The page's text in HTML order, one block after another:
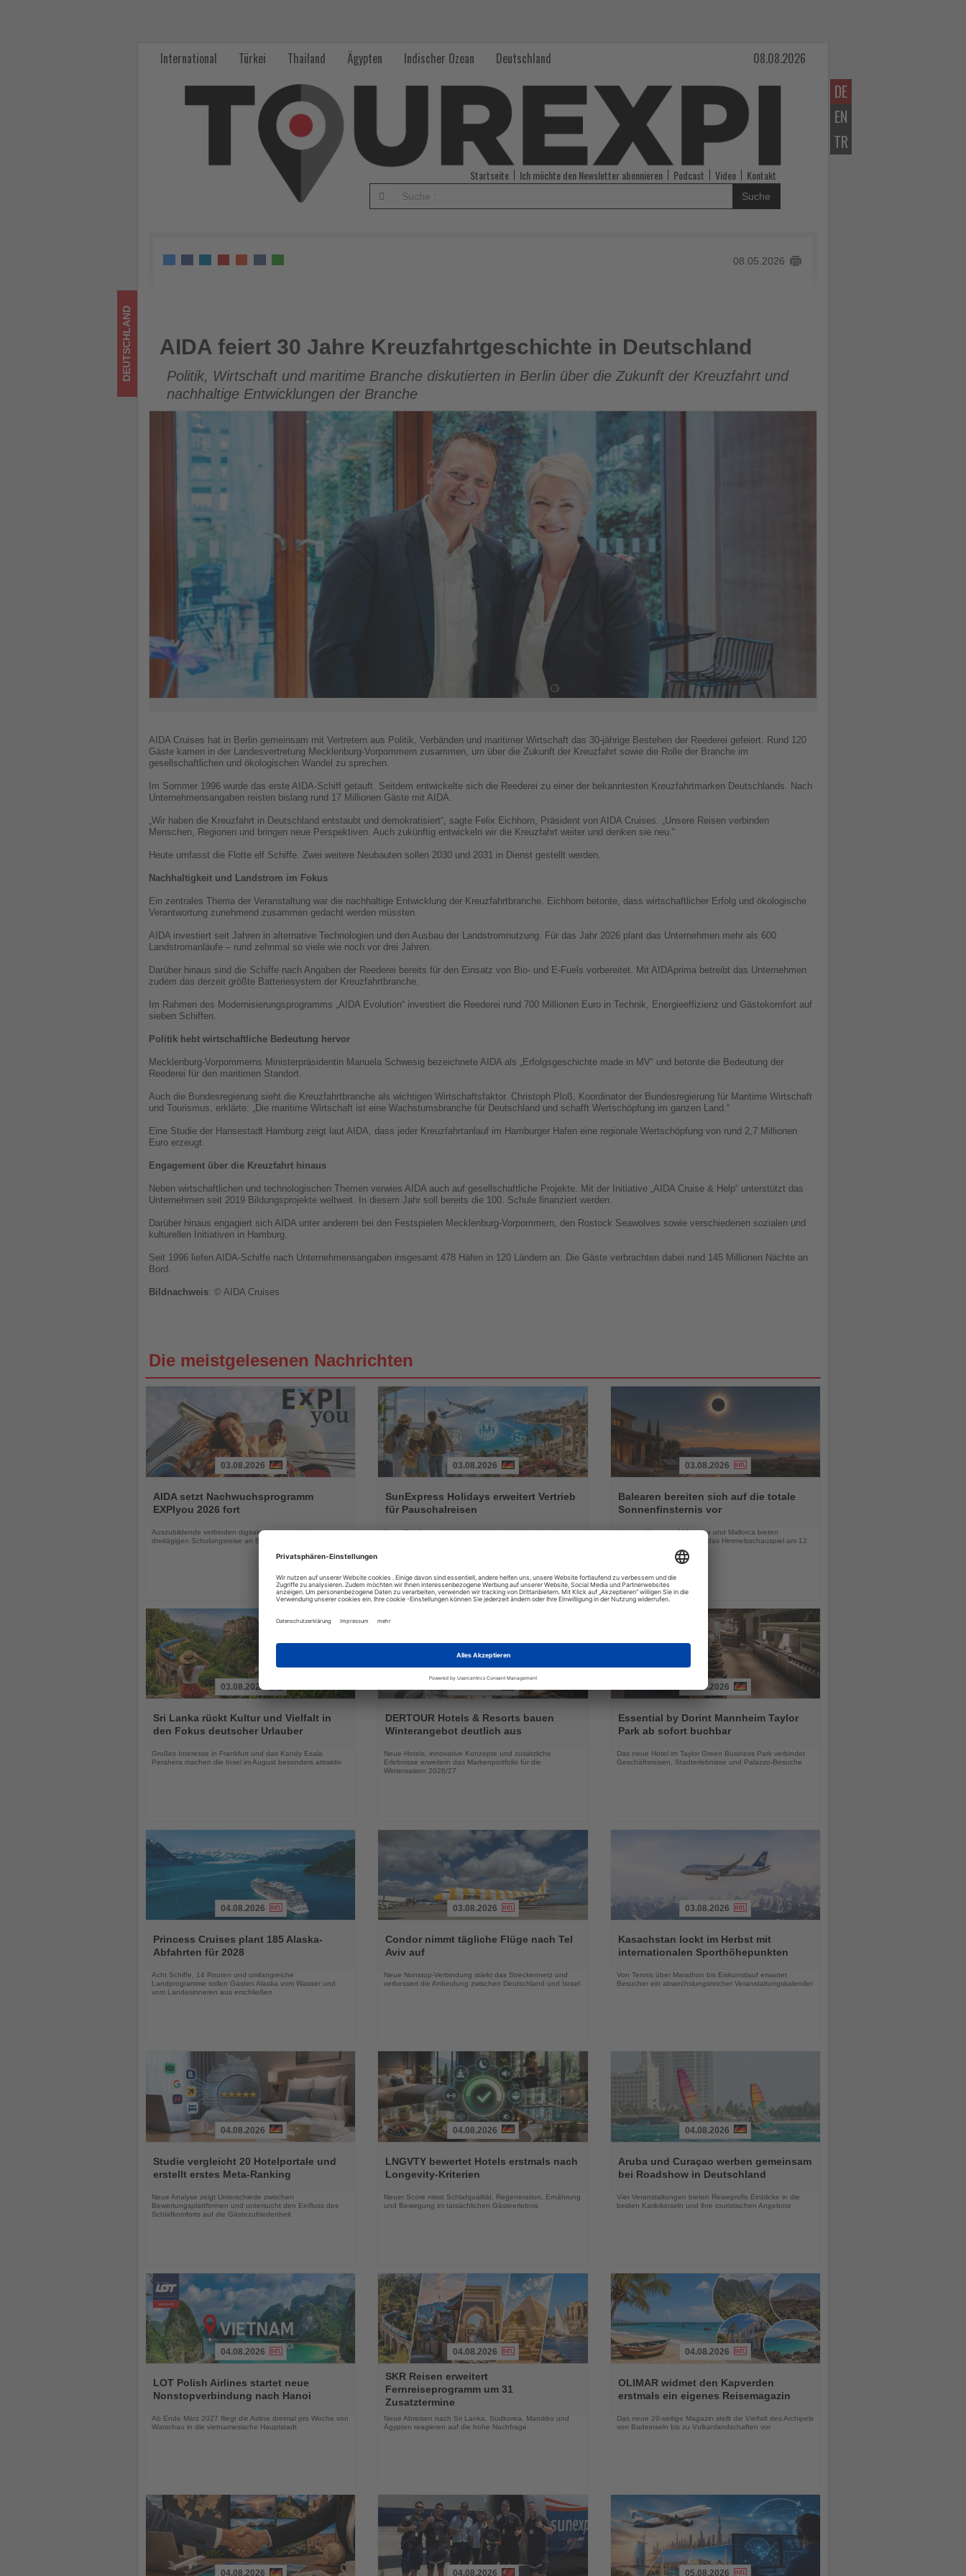
DE
EN
TR
International Türkei Thailand Ägypten Indischer Ozean Deutschland 08.08.2026
Startseite Ich möchte den Newsletter abonnieren Podcast Video Kontakt
Suche
08.05.2026
AIDA feiert 30 Jahre Kreuzfahrtgeschichte in Deutschland
DEUTSCHLAND AIDA feiert 30 Jahre Kreuzfahrtgeschichte in Deutschland
Politik, Wirtschaft und maritime Branche diskutierten in Berlin über die Zukunft der Kreuzfahrt und
nachhaltige Entwicklungen der Branche
AIDA Cruises hat in Berlin gemeinsam mit Vertretern aus Politik, Verbänden und maritimer Wirtschaft das 30-jährige Bestehen der Reederei gefeiert. Rund 120
Gäste kamen in der Landesvertretung Mecklenburg-Vorpommern zusammen, um über die Zukunft der Kreuzfahrt sowie die Rolle der Branche im
gesellschaftlichen und ökologischen Wandel zu sprechen.
Im Sommer 1996 wurde das erste AIDA-Schiff getauft. Seitdem entwickelte sich die Reederei zu einer der bekanntesten Kreuzfahrtmarken Deutschlands. Nach
Unternehmensangaben reisten bislang rund 17 Millionen Gäste mit AIDA.
„Wir haben die Kreuzfahrt in Deutschland entstaubt und demokratisiert“, sagte Felix Eichhorn, Präsident von AIDA Cruises. „Unsere Reisen verbinden
Menschen, Regionen und bringen neue Perspektiven. Auch zukünftig entwickeln wir die Kreuzfahrt weiter und denken sie neu.“
Heute umfasst die Flotte elf Schiffe. Zwei weitere Neubauten sollen 2030 und 2031 in Dienst gestellt werden.
Nachhaltigkeit und Landstrom im Fokus
Ein zentrales Thema der Veranstaltung war die nachhaltige Entwicklung der Kreuzfahrtbranche. Eichhorn betonte, dass wirtschaftlicher Erfolg und ökologische
Verantwortung zunehmend zusammen gedacht werden müssten.
AIDA investiert seit Jahren in alternative Technologien und den Ausbau der Landstromnutzung. Für das Jahr 2026 plant das Unternehmen mehr als 600
Landstromanläufe – rund zehnmal so viele wie noch vor drei Jahren.
Darüber hinaus sind die Schiffe nach Angaben der Reederei bereits für den Einsatz von Bio- und E-Fuels vorbereitet. Mit AIDAprima betreibt das Unternehmen
zudem das derzeit größte Batteriesystem der Kreuzfahrtbranche.
Im Rahmen des Modernisierungsprogramms „AIDA Evolution“ investiert die Reederei rund 700 Millionen Euro in Technik, Energieeffizienz und Gästekomfort auf
sieben Schiffen.
Politik hebt wirtschaftliche Bedeutung hervor
Mecklenburg-Vorpommerns Ministerpräsidentin Manuela Schwesig bezeichnete AIDA als „Erfolgsgeschichte made in MV“ und betonte die Bedeutung der
Reederei für den maritimen Standort.
Auch die Bundesregierung sieht die Kreuzfahrtbranche als wichtigen Wirtschaftsfaktor. Christoph Ploß, Koordinator der Bundesregierung für Maritime Wirtschaft
und Tourismus, erklärte: „Die maritime Wirtschaft ist eine Wachstumsbranche für Deutschland und schafft Wertschöpfung im ganzen Land.“
Eine Studie der Hansestadt Hamburg zeigt laut AIDA, dass jeder Kreuzfahrtanlauf im Hamburger Hafen eine regionale Wertschöpfung von rund 2,7 Millionen
Euro erzeugt.
Engagement über die Kreuzfahrt hinaus
Neben wirtschaftlichen und technologischen Themen verwies AIDA auch auf gesellschaftliche Projekte. Mit der Initiative „AIDA Cruise & Help“ unterstützt das
Unternehmen seit 2019 Bildungsprojekte weltweit. In diesem Jahr soll bereits die 100. Schule finanziert werden.
Darüber hinaus engagiert sich AIDA unter anderem bei den Festspielen Mecklenburg-Vorpommern, den Rostock Seawolves sowie verschiedenen sozialen und
kulturellen Initiativen in Hamburg.
Seit 1996 liefen AIDA-Schiffe nach Unternehmensangaben insgesamt 478 Häfen in 120 Ländern an. Die Gäste verbrachten dabei rund 145 Millionen Nächte an
Bord.
Bildnachweis: © AIDA Cruises
Die meistgelesenen Nachrichten
Sie
die
Nachrichten
03.08.2026
AIDA setzt Nachwuchsprogramm
EXPIyou 2026 fort
Auszubildende verbinden digitales Lernen mit einer
dreitägigen Schulungsreise an Bord von AIDAluna
Sie
die
03.08.2026
SunExpress Holidays erweitert Vertrieb
für Pauschalreisen
Neue Plattform verbindet klassische Urlaubsreisen mit
Sie
die
03.08.2026
Balearen bereiten sich auf die totale
Sonnenfinsternis vor
Vestige-Häuser auf Menorca und Mallorca bieten
außergewöhnliche Orte für das Himmelsschauspiel am 12.
Sie
die
03.08.2026
Sri Lanka rückt Kultur und Vielfalt in
den Fokus deutscher Urlauber
Großes Interesse in Frankfurt und das Kandy Esala
Perahera machen die Insel im August besonders attraktiv
Sie
die
Nachrichten
DERTOUR Hotels & Resorts bauen
Winterangebot deutlich aus
Neue Hotels, innovative Konzepte und zusätzliche
Erlebnisse erweitern das Markenportfolio für die
Wintersaison 2026/27
Sie
die
03.08.2026
Essential by Dorint Mannheim Taylor
Park ab sofort buchbar
Das neue Hotel im Taylor Green Business Park verbindet
Geschäftsreisen, Stadterlebnisse und Palazzo-Besuche
Sie
die
04.08.2026
Princess Cruises plant 185 Alaska-
Abfahrten für 2028
Acht Schiffe, 14 Routen und umfangreiche
Landprogramme sollen Gästen Alaska vom Wasser und
vom Landesinneren aus erschließen
Sie
die
03.08.2026
Condor nimmt tägliche Flüge nach Tel
Aviv auf
Neue Nonstop-Verbindung stärkt das Streckennetz und
verbessert die Anbindung zwischen Deutschland und Israel
Sie
die
03.08.2026
Kasachstan lockt im Herbst mit
internationalen Sporthöhepunkten
Von Tennis über Marathon bis Eiskunstlauf erwartet
Besucher ein abwechslungsreicher Veranstaltungskalender
Sie
die
04.08.2026
Studie vergleicht 20 Hotelportale und
erstellt erstes Meta-Ranking
Neue Analyse zeigt Unterschiede zwischen
Bewertungsplattformen und untersucht den Einfluss des
Schlafkomforts auf die Gästezufriedenheit
Sie
die
Nachrichten
04.08.2026
LNGVTY bewertet Hotels erstmals nach
Longevity-Kriterien
Neuer Score misst Schlafqualität, Regeneration, Ernährung
und Bewegung im tatsächlichen Gästeerlebnis
Sie
die
04.08.2026
Aruba und Curaçao werben gemeinsam
bei Roadshow in Deutschland
Vier Veranstaltungen bieten Reiseprofis Einblicke in die
beiden Karibikinseln und ihre touristischen Angebote
Sie
die
Nachrichten
04.08.2026
LOT Polish Airlines startet neue
Nonstopverbindung nach Hanoi
Ab Ende März 2027 fliegt die Airline dreimal pro Woche von
Warschau in die vietnamesische Hauptstadt
Sie
die
Nachrichten
04.08.2026
SKR Reisen erweitert
Fernreiseprogramm um 31
Zusatztermine
Neue Abreisen nach Sri Lanka, Südkorea, Marokko und
Ägypten reagieren auf die hohe Nachfrage
Sie
die
04.08.2026
OLIMAR widmet den Kapverden
erstmals ein eigenes Reisemagazin
Das neue 20-seitige Magazin stellt die Vielfalt des Archipels
von Badeinseln bis zu Vulkanlandschaften vor
04.08.2026 04.08.2026 05.08.2026